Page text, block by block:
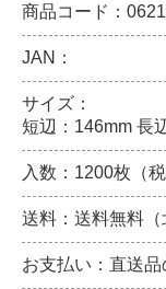
商品コード：
JAN：
サイズ：
短辺：146mm 長
入数：1200枚（
送料：送料無料（
お支払い：直送品